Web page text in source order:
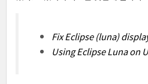
Fix Eclipse (luna)
Using Eclipse Luna on